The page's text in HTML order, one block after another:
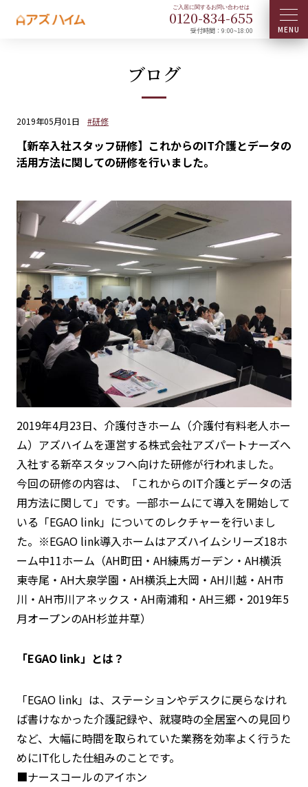
0120-834-655
受付時間：9:00~18:00
ブログ
2019年05月01日 #研修
【新卒入社スタッフ研修】これからのIT介護とデータの
活用方法に関しての研修を行いました。
2019年4月23日、介護付きホーム（介護付有料老人ホー
ム）アズハイムを運営する株式会社アズパートナーズへ
入社する新卒スタッフへ向けた研修が行われました。
今回の研修の内容は、「これからのIT介護とデータの活
用方法に関して」です。一部ホームにて導入を開始して
いる「EGAO link」についてのレクチャーを行いまし
た。※EGAO link導入ホームはアズハイムシリーズ18ホ
ーム中11ホーム（AH町田・AH練馬ガーデン・AH横浜
東寺尾・AH大泉学園・AH横浜上大岡・AH川越・AH市
川・AH市川アネックス・AH南浦和・AH三郷・2019年5
月オープンのAH杉並井草）
「EGAO link」とは？
「EGAO link」は、ステーションやデスクに戻らなけれ
ば書けなかった介護記録や、就寝時の全居室への見回り
など、 大幅に時間を取られていた業務を効率よく行うた
めにIT化した仕組みのことです。
■ナースコールのアイホン